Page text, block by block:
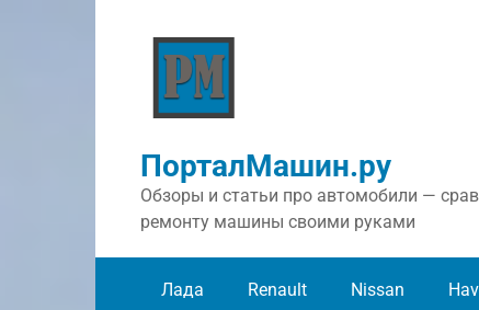
ПорталМашин.ру
Обзоры и статьи про автомобили —
ремонту машины своими руками
Лада Renault Nissan